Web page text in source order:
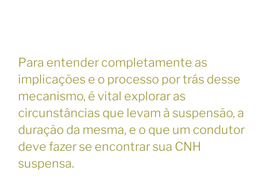
Para entender completamente as
implicações e o processo por trás desse
mecanismo, é vital explorar as
circunstâncias que levam à suspensão, a
duração da mesma, e o que um condutor
deve fazer se encontrar sua CNH
suspensa.